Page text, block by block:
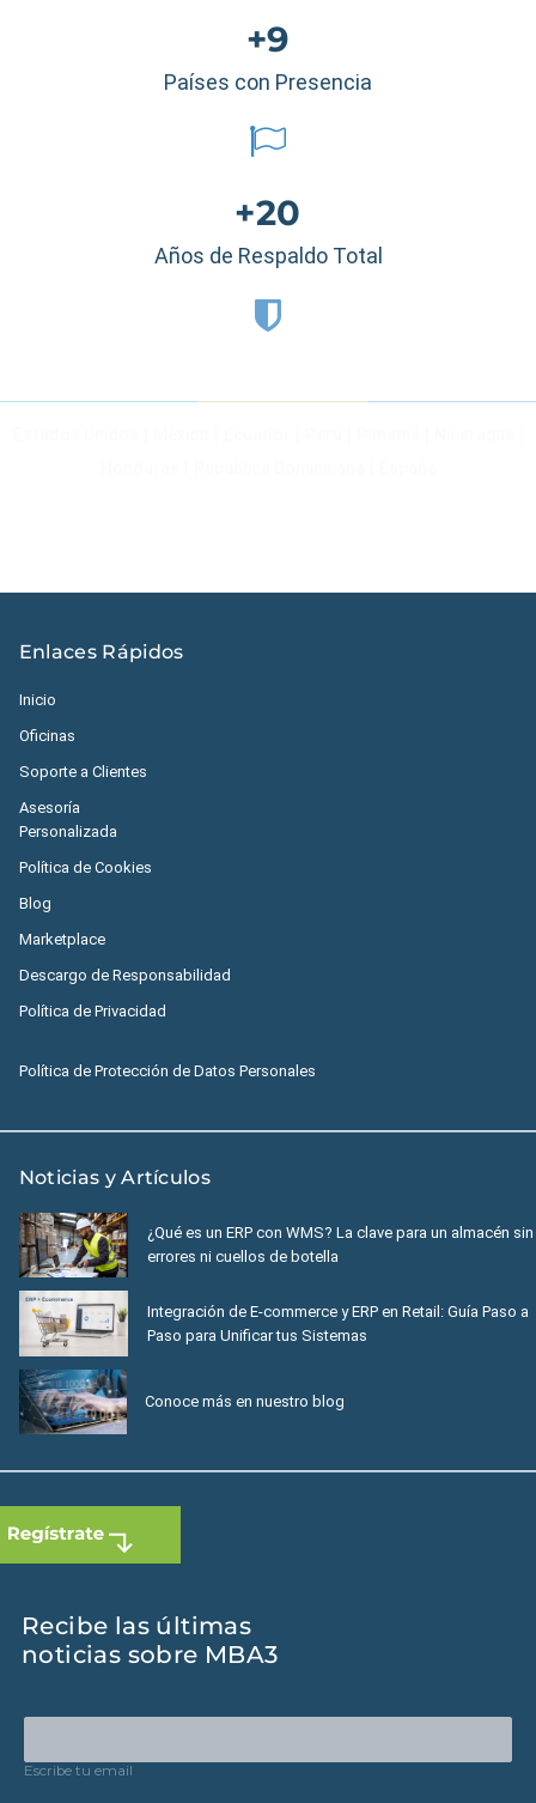
+9
Países con Presencia
+20
Años de Respaldo Total
Enlaces Rápidos
Inicio
Oficinas
Soporte a Clientes
Asesoría
Personalizada
Política de Cookies
Blog
Marketplace
Descargo de Responsabilidad
Política de Privacidad
Política de Protección de Datos Personales
Noticias y Artículos
¿Qué es un ERP con WMS? La clave para un almacén sin
errores ni cuellos de botella
Integración de E-commerce y ERP en Retail: Guía Paso a
Paso para Unificar tus Sistemas
Conoce más en nuestro blog
Recibe las últimas
noticias sobre MBA3
Escribe tu email